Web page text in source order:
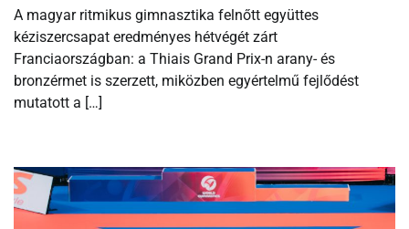
A magyar ritmikus gimnasztika felnőtt együttes
kéziszercsapat eredményes hétvégét zárt
Franciaországban: a Thiais Grand Prix-n arany- és
bronzérmet is szerzett, miközben egyértelmű fejlődést
mutatott a […]